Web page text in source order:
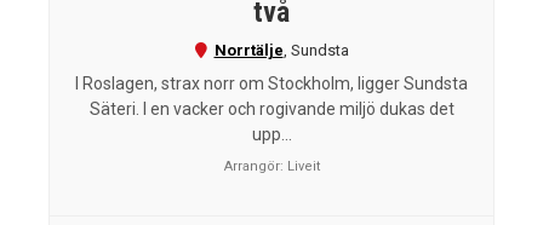
två
Norrtälje, Sundsta
I Roslagen, strax norr om Stockholm, ligger Sundsta
Säteri. I en vacker och rogivande miljö dukas det
upp...
Arrangör: Liveit